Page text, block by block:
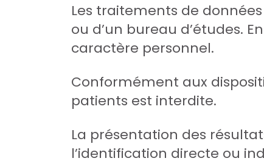
Les traitements de
ou d’un bureau d’études.
caractère personnel.
Conformément aux
patients est interdite.
La présentation des
l’identification directe ou